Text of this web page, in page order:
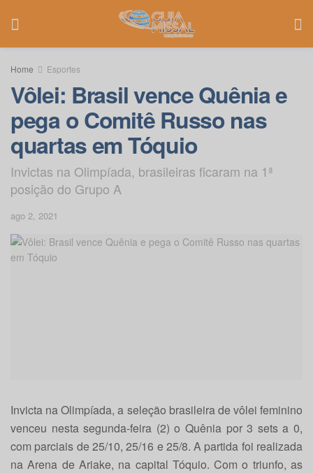
Home Esportes
Vôlei: Brasil vence Quênia e
pega o Comitê Russo nas
quartas em Tóquio
Invictas na Olimpíada, brasileiras ficaram na 1ª
posição do Grupo A
ago 2, 2021
Invicta na Olimpíada, a seleção brasileira de vôlei feminino
venceu nesta segunda-feira (2) o Quênia por 3 sets a 0,
com parciais de 25/10, 25/16 e 25/8. A partida foi realizada
na Arena de Ariake, na capital Tóquio. Com o triunfo, as